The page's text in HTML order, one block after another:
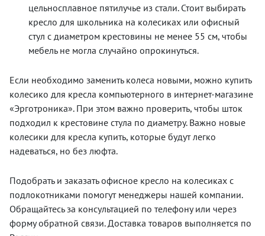
цельносплавное пятилучье из стали. Стоит выбирать
кресло для школьника на колесиках или офисный
стул с диаметром крестовины не менее 55 см, чтобы
мебель не могла случайно опрокинуться.
Если необходимо заменить колеса новыми, можно купить
колесико для кресла компьютерного в интернет-магазине
«Эрготроника». При этом важно проверить, чтобы шток
подходил к крестовине стула по диаметру. Важно новые
колесики для кресла купить, которые будут легко
надеваться, но без люфта.
Подобрать и заказать офисное кресло на колесиках с
подлокотниками помогут менеджеры нашей компании.
Обращайтесь за консультацией по телефону или через
форму обратной связи. Доставка товаров выполняется по